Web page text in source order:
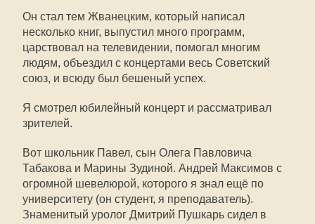
Он стал тем Жванецким, который написал
несколько книг, выпустил много программ,
царствовал на телевидении, помогал многим
людям, объездил с концертами весь Советский
союз, и всюду был бешеный успех.
Я смотрел юбилейный концерт и рассматривал
зрителей.
Вот школьник Павел, сын Олега Павловича
Табакова и Марины Зудиной. Андрей Максимов с
огромной шевелюрой, которого я знал ещё по
университету (он студент, я преподаватель).
Знаменитый уролог Дмитрий Пушкарь сидел в